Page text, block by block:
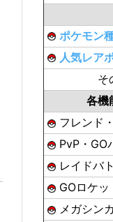
ポケモン
人気レア
そ
各機
フレンド
PvP・GO
レイドバ
GOロケッ
メガシンカ